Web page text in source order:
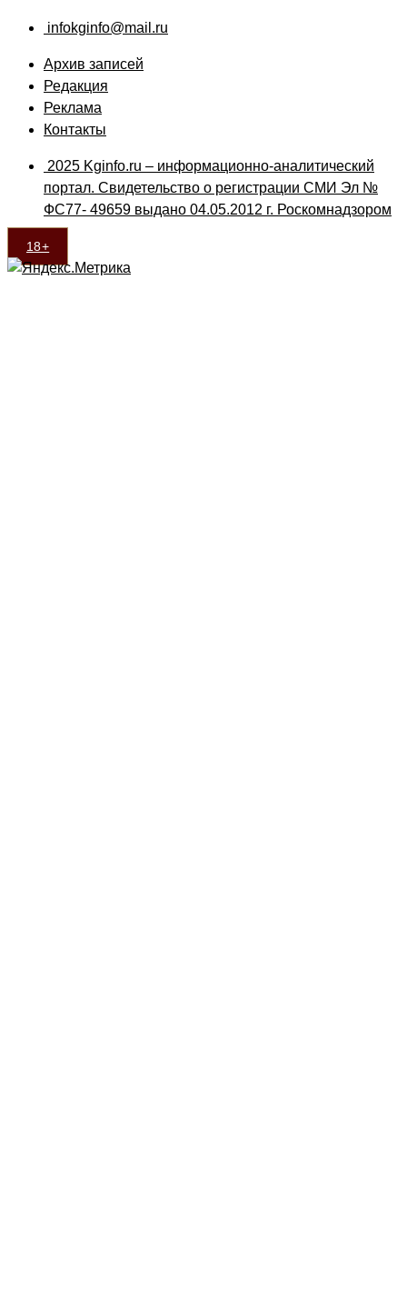
infokginfo@mail.ru
Архив записей
Редакция
Реклама
Контакты
2025 Kginfo.ru – информационно-аналитический
портал. Свидетельство о регистрации СМИ Эл №
ФС77- 49659 выдано 04.05.2012 г. Роскомнадзором
18+